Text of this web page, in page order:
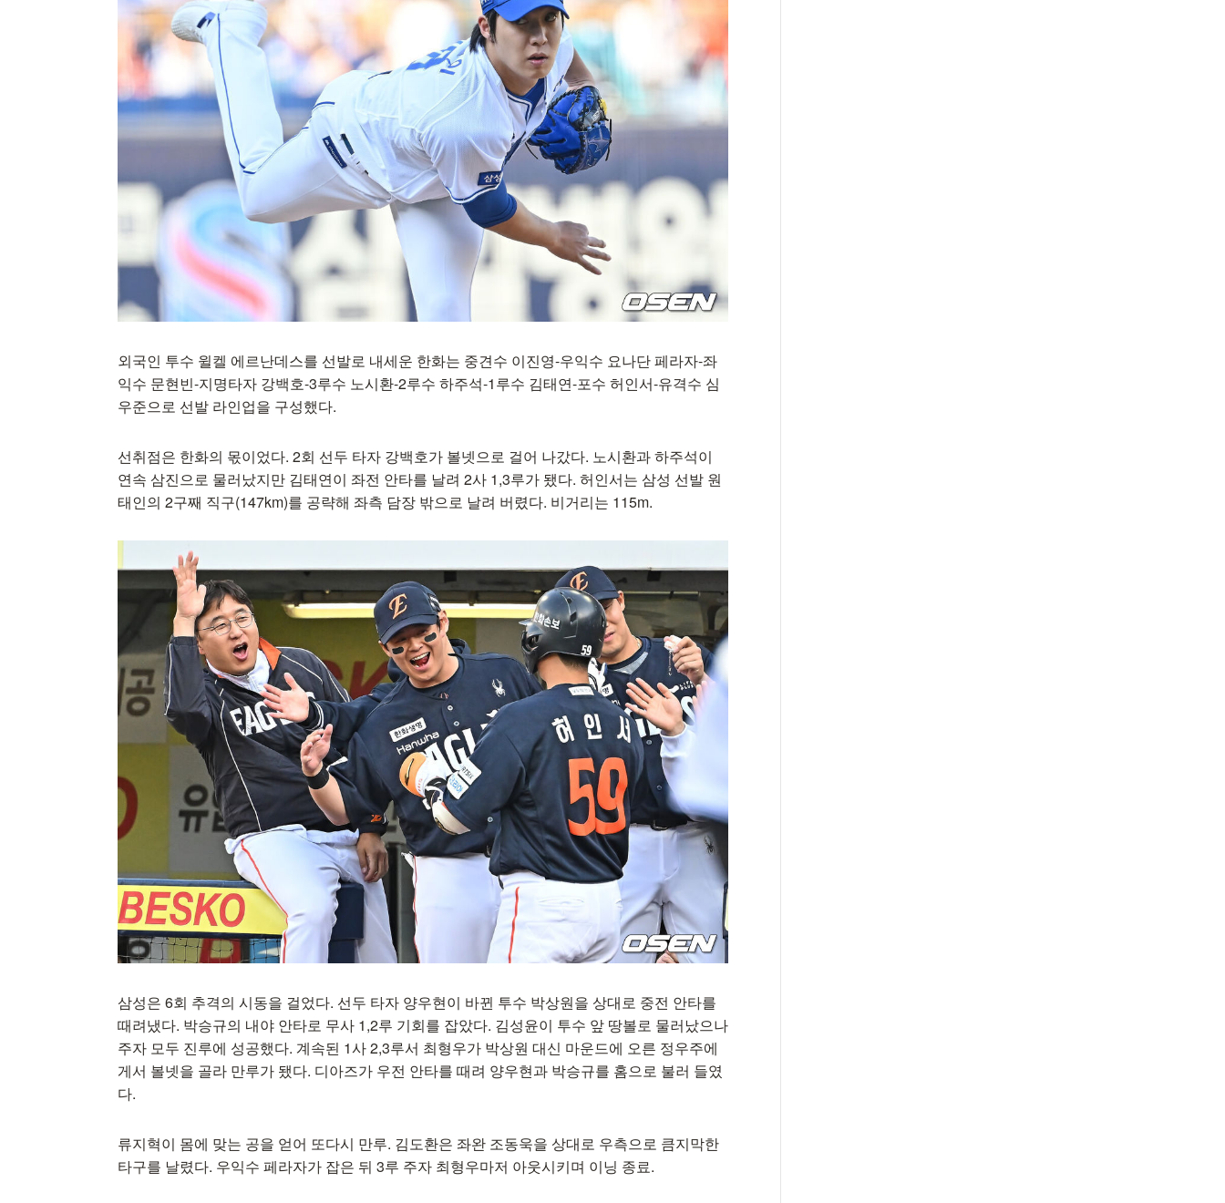
외국인 투수 윌켈 에르난데스를 선발로 내세운 한화는 중견수 이진영-우익수 요나단 페라자-좌
익수 문현빈-지명타자 강백호-3루수 노시환-2루수 하주석-1루수 김태연-포수 허인서-유격수 심
우준으로 선발 라인업을 구성했다.
선취점은 한화의 몫이었다. 2회 선두 타자 강백호가 볼넷으로 걸어 나갔다. 노시환과 하주석이
연속 삼진으로 물러났지만 김태연이 좌전 안타를 날려 2사 1,3루가 됐다. 허인서는 삼성 선발 원
태인의 2구째 직구(147km)를 공략해 좌측 담장 밖으로 날려 버렸다. 비거리는 115m.
삼성은 6회 추격의 시동을 걸었다. 선두 타자 양우현이 바뀐 투수 박상원을 상대로 중전 안타를
때려냈다. 박승규의 내야 안타로 무사 1,2루 기회를 잡았다. 김성윤이 투수 앞 땅볼로 물러났으나
주자 모두 진루에 성공했다. 계속된 1사 2,3루서 최형우가 박상원 대신 마운드에 오른 정우주에
게서 볼넷을 골라 만루가 됐다. 디아즈가 우전 안타를 때려 양우현과 박승규를 홈으로 불러 들였
다.
류지혁이 몸에 맞는 공을 얻어 또다시 만루. 김도환은 좌완 조동욱을 상대로 우측으로 큼지막한
타구를 날렸다. 우익수 페라자가 잡은 뒤 3루 주자 최형우마저 아웃시키며 이닝 종료.